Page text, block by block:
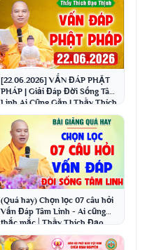
[22.06.2026] VẤN ĐÁP PHẬT
PHÁP | Giải Đáp Đời Sống Tâm
Linh Ai Cũng Gặp | Thầy Thích
Đạo Thịnh
(Quá hay) Chọn lọc 07 câu hỏi
Vấn Đáp Tâm Linh - Ai cũng
thắc mắc│Thầy Thích Đạo
Thịnh